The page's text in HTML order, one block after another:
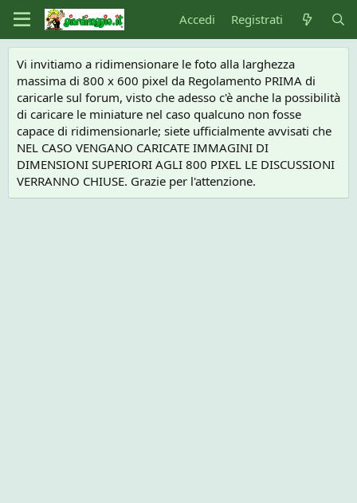
Accedi Registrati
Vi invitiamo a ridimensionare le foto alla larghezza
massima di 800 x 600 pixel da Regolamento PRIMA di
caricarle sul forum, visto che adesso c'è anche la possibilità
di caricare le miniature nel caso qualcuno non fosse
capace di ridimensionarle; siete ufficialmente avvisati che
NEL CASO VENGANO CARICATE IMMAGINI DI
DIMENSIONI SUPERIORI AGLI 800 PIXEL LE DISCUSSIONI
VERRANNO CHIUSE. Grazie per l'attenzione.